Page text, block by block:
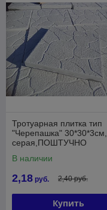
Тротуарная плитка тип
"Черепашка" 30*30*3см,
серая,ПОШТУЧНО
В наличии
2,18 руб. 2,40 руб.
Купить